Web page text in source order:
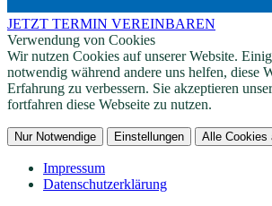
JETZT TERMIN VEREINBAREN
Verwendung von Cookies
Wir nutzen Cookies auf unserer Website.
notwendig während andere uns helfen, diese
Erfahrung zu verbessern. Sie akzeptieren
fortfahren diese Webseite zu nutzen.
Nur Notwendige Einstellungen Alle Cookies
Impressum
Datenschutzerklärung